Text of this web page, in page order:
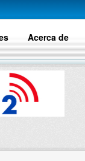
Acerca de